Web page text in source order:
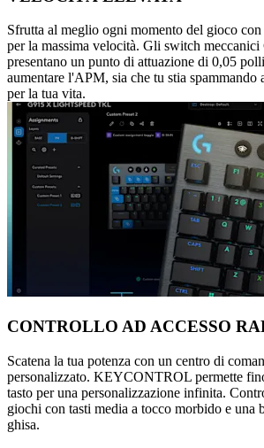
Sfrutta al meglio ogni momento del gioco con
per la massima velocità. Gli switch
presentano un punto di attuazione di 0,05
aumentare l'APM, sia che tu stia spammando
per la tua vita.
CONTROLLO AD ACCESSO
Scatena la tua potenza con un centro di
personalizzato. KEYCONTROL permette
tasto per una personalizzazione infinita.
giochi con tasti media a tocco morbido e una
ghisa.